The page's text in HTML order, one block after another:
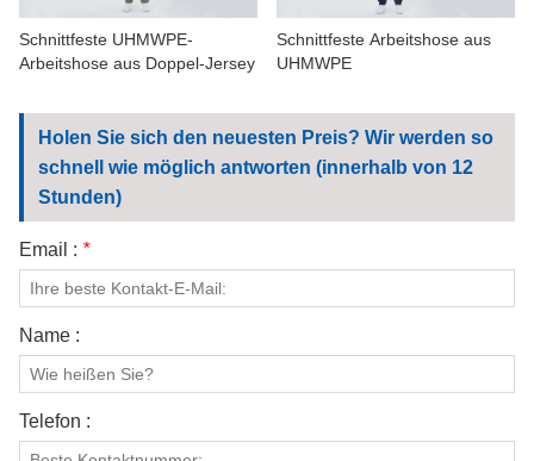
NACHRICHTEN
INDUSTRIE
KONTAKTIERE UNS
VIDEOS
Schnittfeste UHMWPE-
Arbeitshose aus Doppel-Jersey
Schnittfeste Arbeitshose aus
UHMWPE
Holen Sie sich den neuesten Preis? Wir werden so
schnell wie möglich antworten (innerhalb von 12
Stunden)
Email : *
Name :
Telefon :